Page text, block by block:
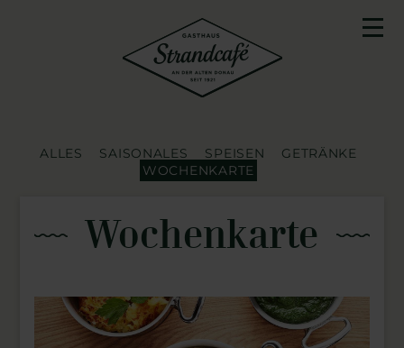
AKTUELLES & GESCHICHTEN
ALLES SAISONALES SPEISEN
GETRÄNKE
WOCHENKARTE
Wochenkarte